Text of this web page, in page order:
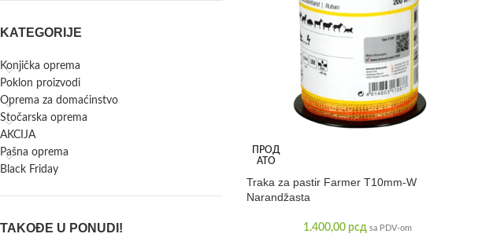
KATEGORIJE
Konjička oprema
Poklon proizvodi
Oprema za domaćinstvo
Stočarska oprema
AKCIJA
Pašna oprema
Black Friday
TAKOĐE U PONUDI!
ПРОД
АТО
Traka za pastir Farmer T10mm-W
Narandžasta
1.400,00 рсд sa PDV-om